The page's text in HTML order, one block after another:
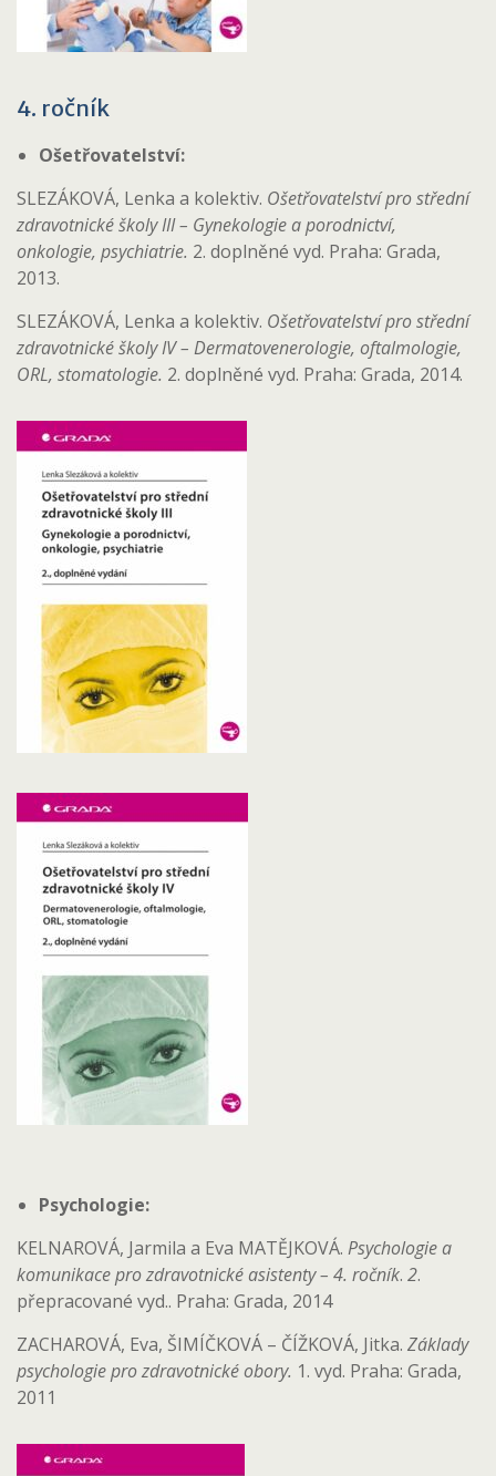
4. ročník
Ošetřovatelství:
SLEZÁKOVÁ, Lenka a kolektiv. Ošetřovatelství pro střední
zdravotnické školy III – Gynekologie a porodnictví,
onkologie, psychiatrie. 2. doplněné vyd. Praha: Grada,
2013.
SLEZÁKOVÁ, Lenka a kolektiv. Ošetřovatelství pro střední
zdravotnické školy IV – Dermatovenerologie, oftalmologie,
ORL, stomatologie. 2. doplněné vyd. Praha: Grada, 2014.
Psychologie:
KELNAROVÁ, Jarmila a Eva MATĚJKOVÁ. Psychologie a
komunikace pro zdravotnické asistenty – 4. ročník. 2.
přepracované vyd.. Praha: Grada, 2014
ZACHAROVÁ, Eva, ŠIMÍČKOVÁ – ČÍŽKOVÁ, Jitka. Základy
psychologie pro zdravotnické obory. 1. vyd. Praha: Grada,
2011